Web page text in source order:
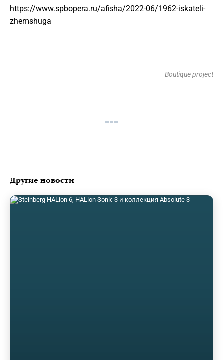
https://www.spbopera.ru/afisha/2022-06/1962-iskateli-
zhemshuga
Boutique project
Другие новости